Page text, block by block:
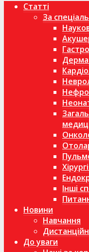
Статті
За
Інші
Новини
Навчання
До уваги